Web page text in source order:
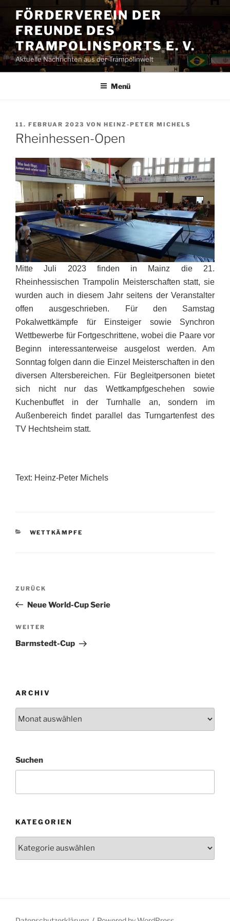
Inhalt
springen
FÖRDERVEREIN DER
FREUNDE DES
TRAMPOLINSPORTS E. V.
Aktuelle Nachrichten aus der Trampolinwelt
Menü
VERÖFFENTLICHT
AM
11. FEBRUAR 2023 VON HEINZ-PETER MICHELS
Rheinhessen-Open
Mitte Juli 2023 finden in Mainz die 21.
Rheinhessischen Trampolin Meisterschaften statt, sie
wurden auch in diesem Jahr seitens der Veranstalter
offen ausgeschrieben. Für den Samstag
Pokalwettkämpfe für Einsteiger sowie Synchron
Wettbewerbe für Fortgeschrittene, wobei die Paare vor
Beginn interessanterweise ausgelost werden. Am
Sonntag folgen dann die Einzel Meisterschaften in den
diversen Altersbereichen. Für Begleitpersonen bietet
sich nicht nur das Wettkampfgeschehen sowie
Kuchenbuffet in der Turnhalle an, sondern im
Außenbereich findet parallel das Turngartenfest des
TV Hechtsheim statt.
Text: Heinz-Peter Michels
KATEGORIEN
WETTKÄMPFE
Beitragsnavigation
Vorheriger
Beitrag
ZURÜCK
Neue World-Cup Serie
Nächster
Beitrag
WEITER
Barmstedt-Cup
ARCHIV
Suchen
KATEGORIEN